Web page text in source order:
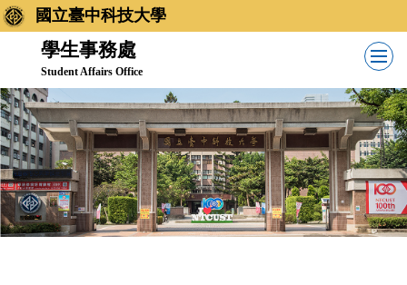
跳
到
內
容
區
國立臺中科技大學
學生事務處
Student Affairs Office